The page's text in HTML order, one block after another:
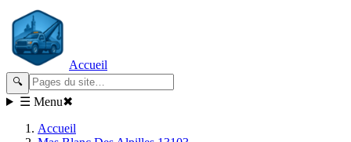
Accueil
🔍
☰ Menu✖
Accueil